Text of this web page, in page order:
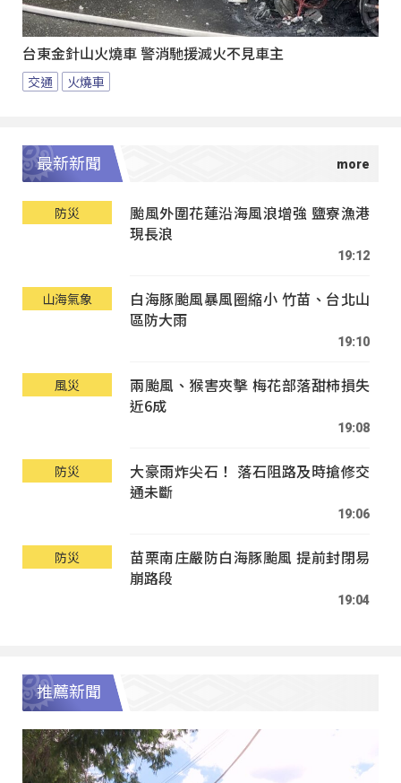
台東金針山火燒車 警消馳援滅火不見車主
交通 火燒車
最新新聞
防災
颱風外圍花蓮沿海風浪增強 鹽寮漁港
現長浪
19:12
山海氣象
白海豚颱風暴風圈縮小 竹苗、台北山
區防大雨
19:10
風災
兩颱風、猴害夾擊 梅花部落甜柿損失
近6成
19:08
防災
大豪雨炸尖石！ 落石阻路及時搶修交
通未斷
19:06
防災
苗栗南庄嚴防白海豚颱風 提前封閉易
崩路段
19:04
推薦新聞